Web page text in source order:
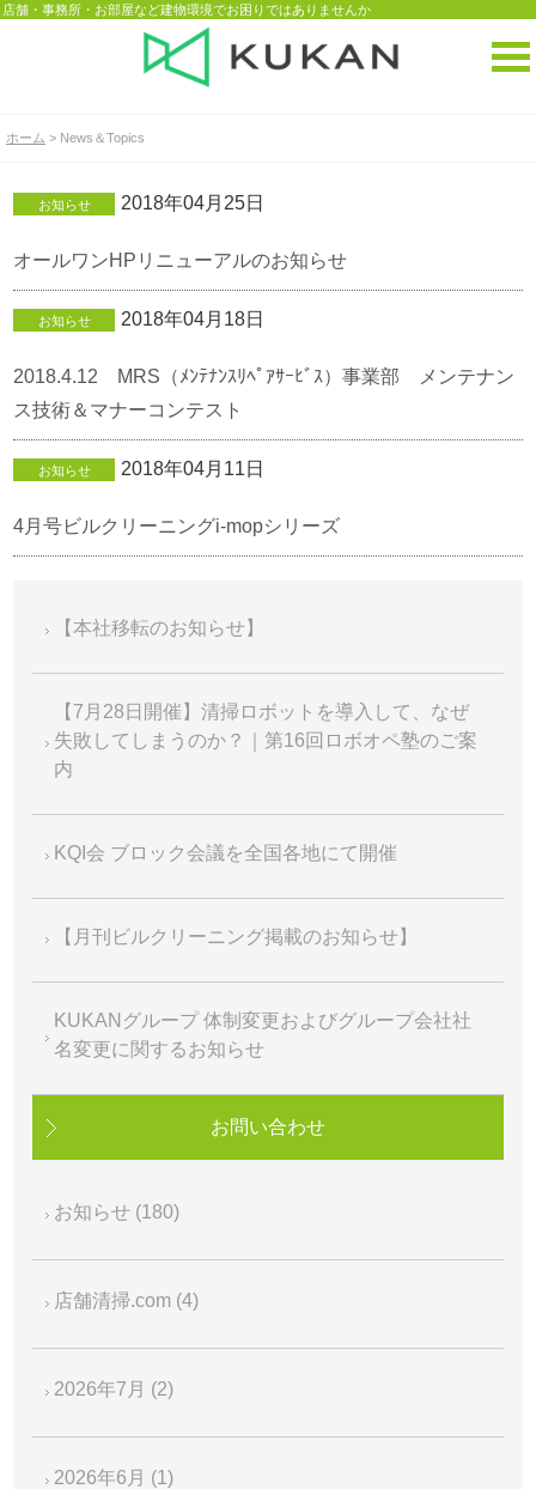
店舗・事務所・お部屋など建物環境でお困りではありませんか
ホーム > News＆Topics
お知らせ 2018年04月25日
オールワンHPリニューアルのお知らせ
お知らせ 2018年04月18日
2018.4.12 MRS（ﾒﾝﾃﾅﾝｽﾘﾍﾟｱｻｰﾋﾞｽ）事業部 メンテナン
ス技術＆マナーコンテスト
お知らせ 2018年04月11日
4月号ビルクリーニングi-mopシリーズ
【本社移転のお知らせ】
【7月28日開催】清掃ロボットを導入して、なぜ
失敗してしまうのか？｜第16回ロボオペ塾のご案
内
KQI会 ブロック会議を全国各地にて開催
【月刊ビルクリーニング掲載のお知らせ】
KUKANグループ 体制変更およびグループ会社社
名変更に関するお知らせ
お問い合わせ
お知らせ (180)
店舗清掃.com (4)
2026年7月 (2)
2026年6月 (1)